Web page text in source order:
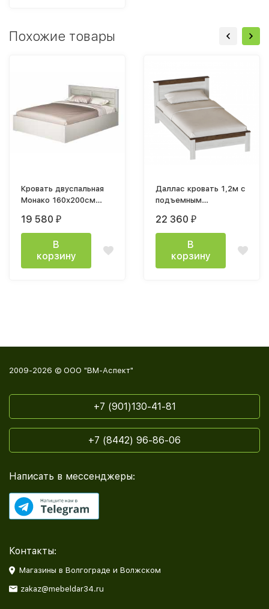
Похожие товары
Кровать двуспальная
Монако 160х200см
подъемным
механизмом
19 580 ₽
В
корзину
Даллас кровать 1,2м с
подъемным
22 360 ₽
В
корзину
2009-2026 © ООО "ВМ-Аспект"
+7 (901)130-41-81
+7 (8442) 96-86-06
Написать в мессенджеры:
Контакты:
Магазины в Волгограде и Волжском
zakaz@mebeldar34.ru